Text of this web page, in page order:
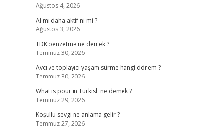
Ağustos 4, 2026
Al mı daha aktif ni mi ?
Ağustos 3, 2026
TDK benzetme ne demek ?
Temmuz 30, 2026
Avcı ve toplayıcı yaşam sürme hangi dönem ?
Temmuz 30, 2026
What is pour in Turkish ne demek ?
Temmuz 29, 2026
Koşullu sevgi ne anlama gelir ?
Temmuz 27, 2026